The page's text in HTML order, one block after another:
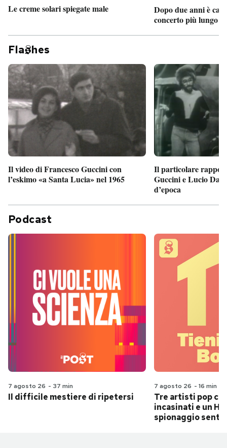
Le creme solari spiegate male
Dopo due anni è
concerto più lungo
Fla hes
Il video di Francesco Guccini con
l’eskimo «a Santa Lucia» nel 1965
Il particolare
Guccini e Lucio
d’epoca
Podcast
7 agosto 26 - 37 min
Il difficile mestiere di ripetersi
7 agosto 26 - 16 min
Tre artisti pop
incasinati e un
spionaggio